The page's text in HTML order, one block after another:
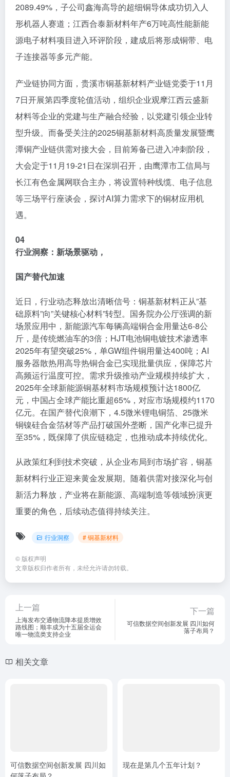
2089.49%，子公司鑫海高导的超细铜导体成功切入人
形机器人赛道；江西合泰新材料年产6万吨高性能新能
源电子材料项目进入环评阶段，建成后将形成铜带、电
子连接器等多元产能。
产业链协同方面，贵溪市铜基新材料产业链党委于11月
7日开展第四季度轮值活动，组织企业观摩江西云盛新
材料等企业的党建与生产融合经验，以党建引领企业转
型升级。而备受关注的2025铜基新材料高质量发展暨鹰
潭铜产业链供需对接大会，目前筹备已进入冲刺阶段，
大会定于11月19-21日在深圳召开，由鹰潭市工信局与
长江有色金属网联合主办，将设置特种线缆、电子信息
等三场平行座谈会，探讨AI算力需求下的铜材应用机
遇。
04
行业洞察： 新场景驱动，
国产替代加速
近日，行业动态释放出清晰信号：铜基新材料正从”基
础原料”向”关键核心材料”转型。国务院办公厅强调的新
场景应用中，新能源汽车每辆高端铜合金用量达6-8公
斤，是传统燃油车的3倍；HJT电池铜电镀技术渗透率
2025年有望突破25%，单GW组件铜用量达400吨；AI
服务器散热用高导热铜合金已实现批量供应，保障芯片
高频运行温度可控。需求升级推动产业规模持续扩大，
2025年全球新能源铜基材料市场规模预计达1800亿
元，中国占全球产能比重超65%，对应市场规模约1170
亿元。在国产替代浪潮下，4.5微米锂电铜箔、25微米
铜镍硅合金箔材等产品打破国外垄断，国产化率已提升
至35%，既保障了供应链稳定，也推动成本持续优化。
从政策红利到技术突破，从企业布局到市场扩容，铜基
新材料行业正迎来黄金发展期。随着供需对接深化与创
新活力释放，产业将在新能源、高端制造等领域扮演更
重要的角色，后续动态值得持续关注。
行业洞察 # 铜基新材料
© 版权声明
文章版权归作者所有，未经允许请勿转载。
上一篇
上海发布交通物流降本提质增效
路线图；顺丰成为十五届全运会
唯一物流类支持企业
下一篇
可信数据空间创新发展 四川如何
落子布局？
相关文章
可信数据空间创新发展 四川如
现在是第几个五年计划？